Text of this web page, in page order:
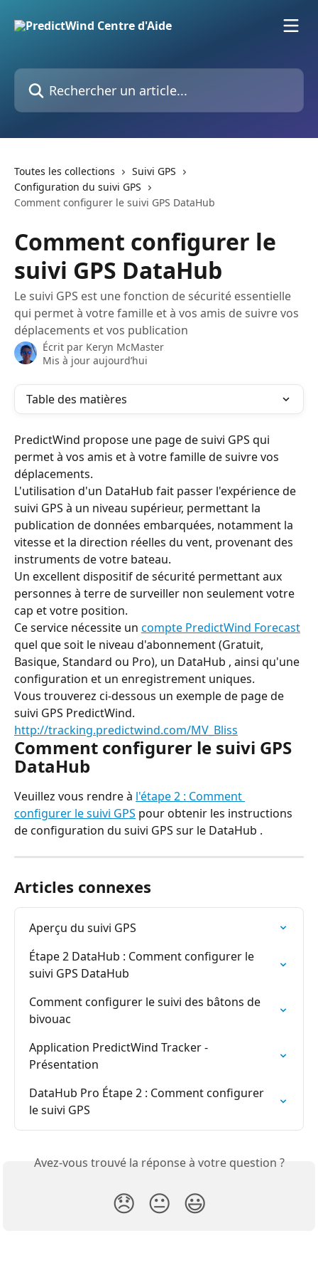
Rechercher un article...
Toutes les collections
Suivi GPS
Configuration du suivi GPS
Comment configurer le suivi GPS DataHub
Comment configurer le
suivi GPS DataHub
Le suivi GPS est une fonction de sécurité essentielle
qui permet à votre famille et à vos amis de suivre vos
déplacements et vos publication
Écrit par Keryn McMaster
Mis à jour aujourd’hui
Table des matières
PredictWind propose une page de suivi GPS qui
permet à vos amis et à votre famille de suivre vos
déplacements.
L'utilisation d'un DataHub fait passer l'expérience de
suivi GPS à un niveau supérieur, permettant la
publication de données embarquées, notamment la
vitesse et la direction réelles du vent, provenant des
instruments de votre bateau.
Un excellent dispositif de sécurité permettant aux
personnes à terre de surveiller non seulement votre
cap et votre position.
Ce service nécessite un compte PredictWind Forecast
quel que soit le niveau d'abonnement (Gratuit,
Basique, Standard ou Pro), un DataHub , ainsi qu'une
configuration et un enregistrement uniques.
Vous trouverez ci-dessous un exemple de page de
suivi GPS PredictWind.
http://tracking.predictwind.com/MV_Bliss
Comment configurer le suivi GPS
DataHub
Veuillez vous rendre à l'étape 2 : Comment
configurer le suivi GPS pour obtenir les instructions
de configuration du suivi GPS sur le DataHub .
Articles connexes
Aperçu du suivi GPS
Étape 2 DataHub : Comment configurer le
suivi GPS DataHub
Comment configurer le suivi des bâtons de
bivouac
Application PredictWind Tracker -
Présentation
DataHub Pro Étape 2 : Comment configurer
le suivi GPS
Avez-vous trouvé la réponse à votre question ?
😞 😐 😃